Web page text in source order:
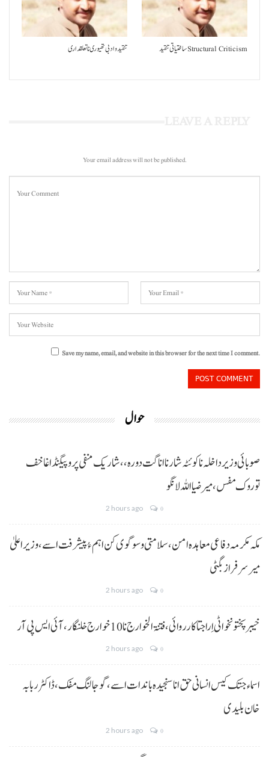
تنقید و ادبی تھیوری نا تعلقداری ساختیاتی تنقید Structural Criticism
Your email address will not be published.
Save my name, email, and website in this browser for the next time I comment.
حوال
صوبائی وزیر داخلہ نا کوئٹہ شار نا اناگت دورہ،، شاریک منفی پروپیگنڈا غا خف
توروک مفس، میر ضیا اللہ لانگو
2 hours ago 0
مکہ مکرمہ دفاعی معاہدہ امن، سلامتی و سوگوی کن اہم ءُ پیشرفت اسے،وزیراعلیٰ
میر سرفراز بگٹی
2 hours ago 0
خیبر پختونخوا ٹی اِرا جتا کارروائی، فتنۃ الخوارج نا 10خوارج خلنگار،آئی ایس پی آر
2 hours ago 0
اسماء جتک کیس انسانی حق انا سنجیدہ باندات اسے، گوجالنگ مفک،ڈاکٹر ربابہ
خان بلیدی
2 hours ago 0